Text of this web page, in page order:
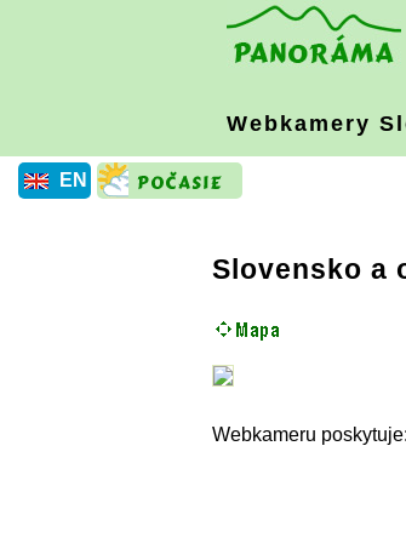
Webkamery
EN
Slovensko a
Webkameru poskytuje: